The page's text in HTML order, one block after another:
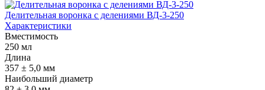
Делительная воронка с делениями ВД-3-250
Характеристики
Вместимость
250 мл
Длина
357 ± 5,0 мм
Наибольший диаметр